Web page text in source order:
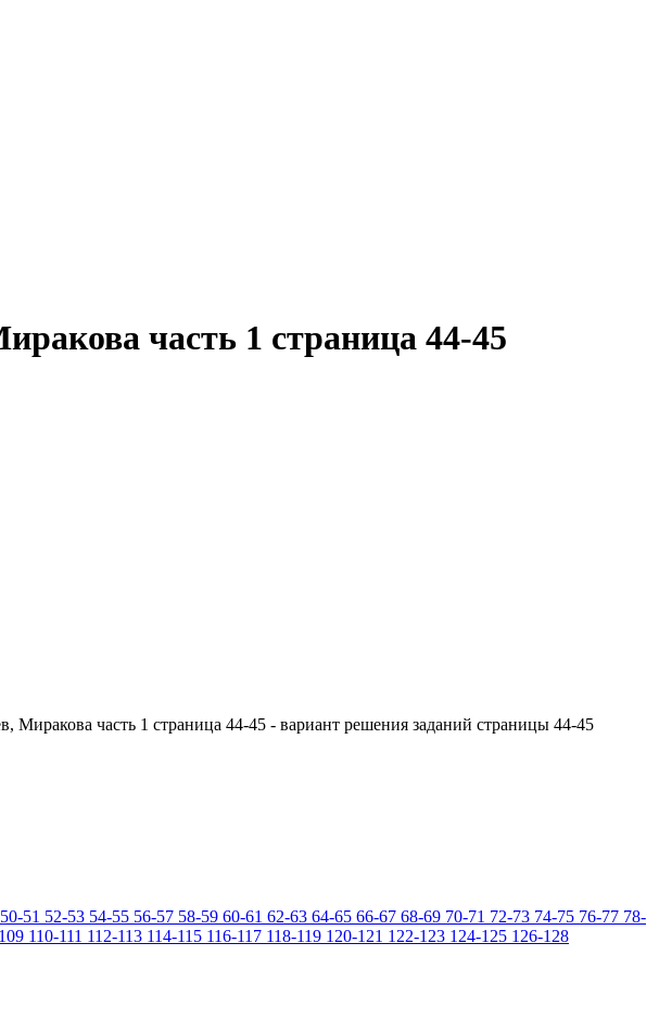
часть 1 страница 44-45
часть 1 страница 44-45 - вариант решения заданий страницы 44-45
50-51 52-53 54-55 56-57 58-59 60-61 62-63 64-65 66-67 68-69 70-71 72-73 74-75 76-77 78-
110-111 112-113 114-115 116-117 118-119 120-121 122-123 124-125 126-128